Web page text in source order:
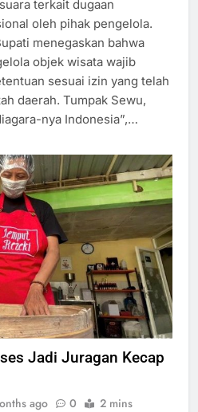
terkait dugaan
oleh pihak pengelola.
menegaskan bahwa
objek wisata wajib
sesuai izin yang telah
daerah. Tumpak Sewu,
nya Indonesia”,…
Jadi Juragan Kecap
ago 0 2 mins